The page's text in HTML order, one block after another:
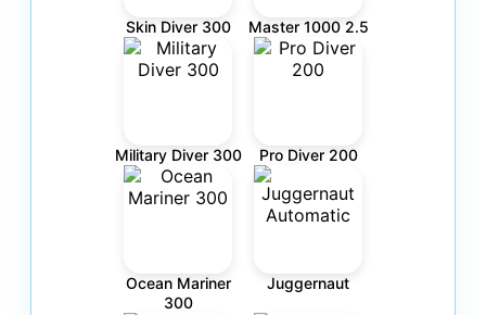
Skin Diver 300 Master 1000 2.5
Military Diver 300 Pro Diver 200
Ocean Mariner
300
Juggernaut